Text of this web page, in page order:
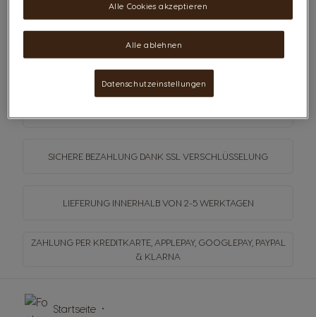
WIDERRUF BESTÄTIGEN
SICHERE BEZAHLUNG DANK SSL VERSCHLÜSSELUNG
LIEFERUNG INNERHALB VON 2-5 WERKTAGEN
ZAHLUNG PER KREDITKARTE, APPLEPAY, GOOGLEPAY, PAYPAL
& KLARNA
Startseite
Alle ablehnen
Alle Cookies akzeptieren
Datenschutzeinstellungen